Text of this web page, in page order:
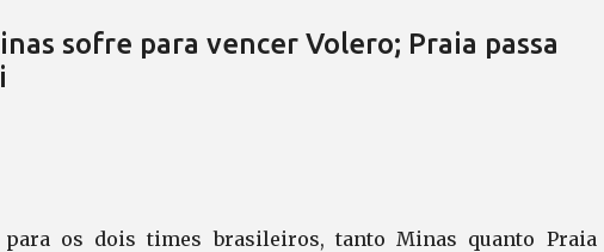
sofre para vencer Volero; Praia passa
para os dois times brasileiros, tanto Minas quanto Praia